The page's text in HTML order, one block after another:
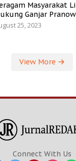
Masyarakat
Ganjar
25, 2023
View More
Connect With Us